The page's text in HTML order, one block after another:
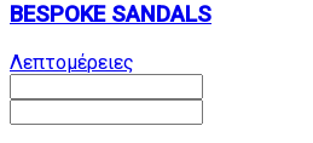
BESPOKE SANDALS
Λεπτομέρειες